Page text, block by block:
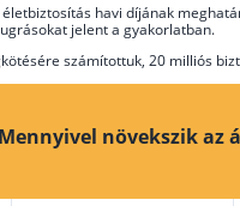
havi díjának
jelent a gyakorlatban.
számítottuk, 20 milliós
Mennyivel növekszik az